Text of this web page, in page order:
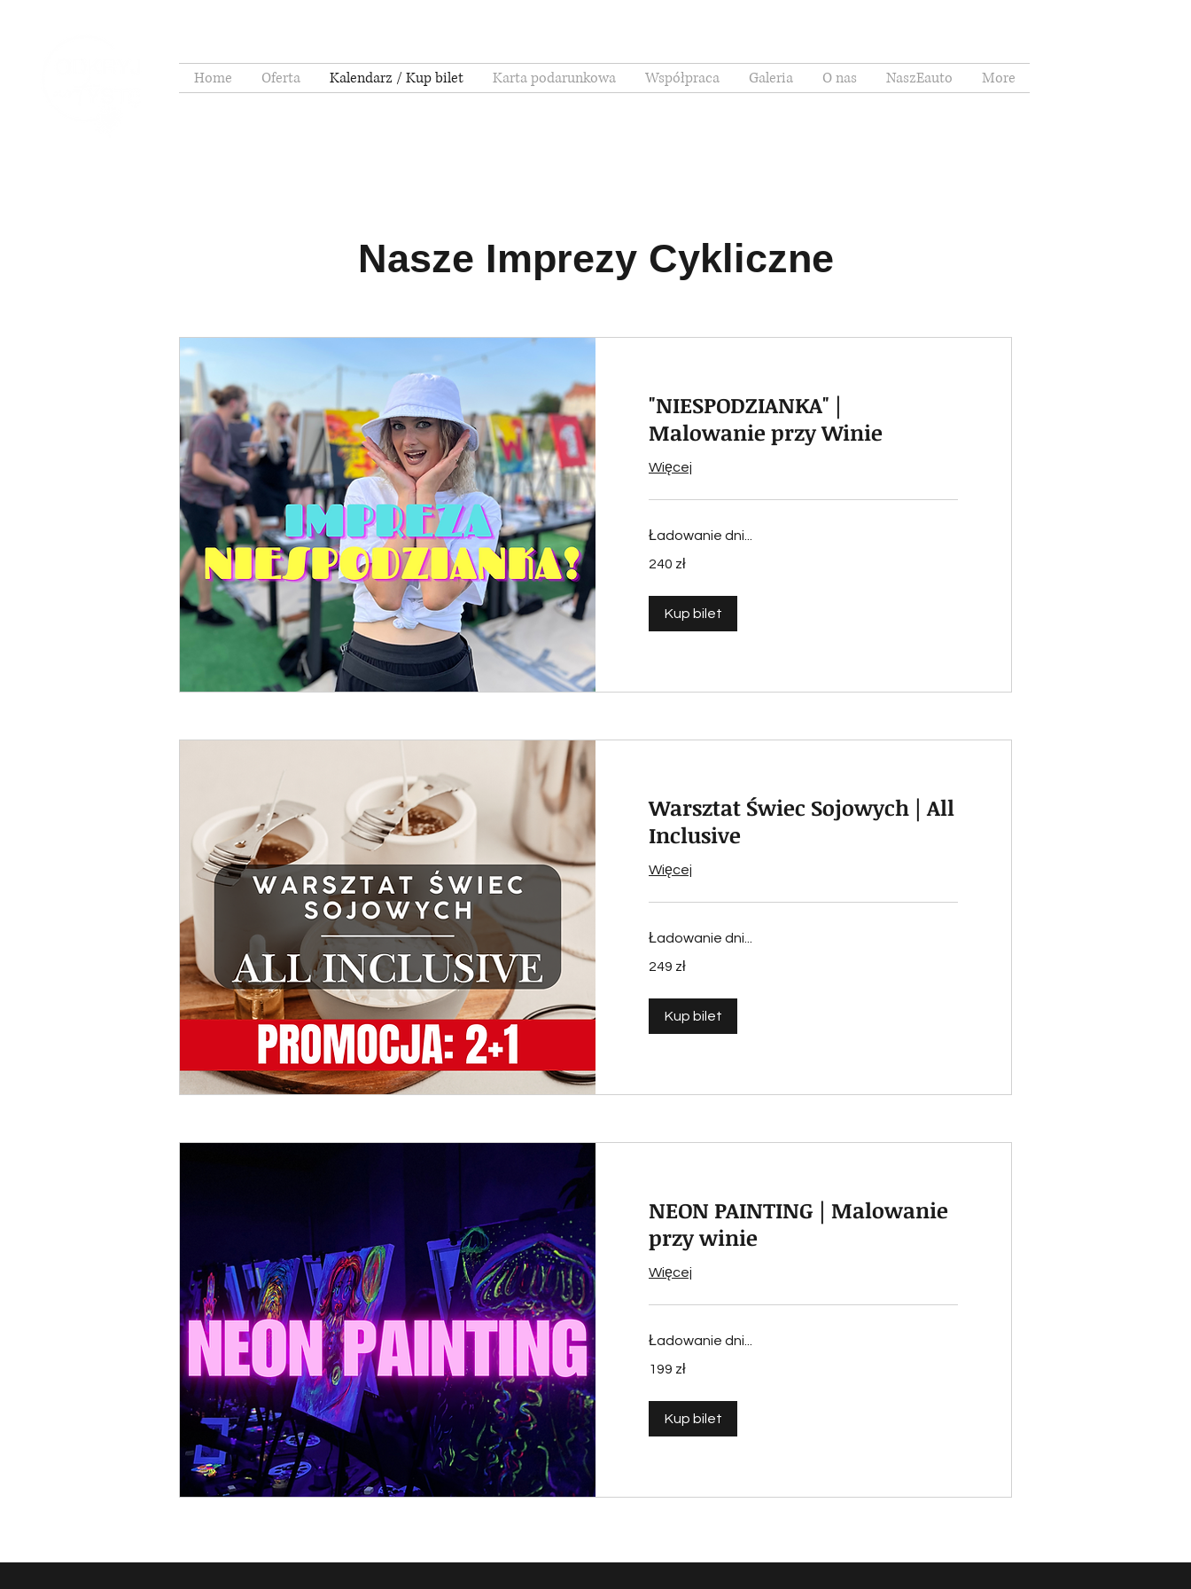
Home Oferta Kalendarz / Kup bilet Karta podarunkowa Współpraca Galeria O nas NaszEauto More
Nasze Imprezy Cykliczne
"NIESPODZIANKA" |
Malowanie przy Winie
Więcej
Ładowanie dni...
złotych
240 zł
Kup bilet
Warsztat Świec Sojowych | All
Inclusive
Więcej
Ładowanie dni...
złotych
249 zł
Kup bilet
NEON PAINTING | Malowanie
przy winie
Więcej
Ładowanie dni...
złotych
199 zł
Kup bilet